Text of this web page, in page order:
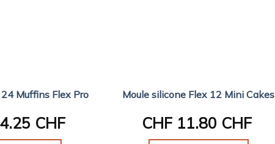
Muffins Flex Pro
CHF
Moule silicone Flex 12 Mini Cakes
CHF 11.80 CHF